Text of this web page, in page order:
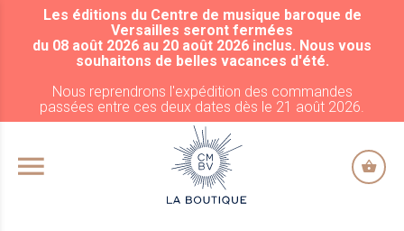
ALLER AU CONTENU PRINCIPAL
Les éditions du Centre de musique baroque de
Versailles seront fermées
du 08 août 2026 au 20 août 2026 inclus. Nous vous
souhaitons de belles vacances d'été.
Nous reprendrons l'expédition des commandes
passées entre ces deux dates dès le 21 août 2026.